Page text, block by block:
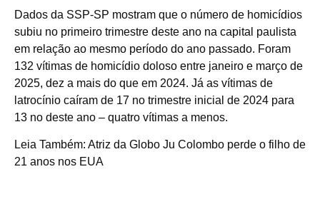
Dados da SSP-SP mostram que o número de homicídios
subiu no primeiro trimestre deste ano na capital paulista
em relação ao mesmo período do ano passado. Foram
132 vítimas de homicídio doloso entre janeiro e março de
2025, dez a mais do que em 2024. Já as vítimas de
latrocínio caíram de 17 no trimestre inicial de 2024 para
13 no deste ano – quatro vítimas a menos.
Leia Também: Atriz da Globo Ju Colombo perde o filho de
21 anos nos EUA